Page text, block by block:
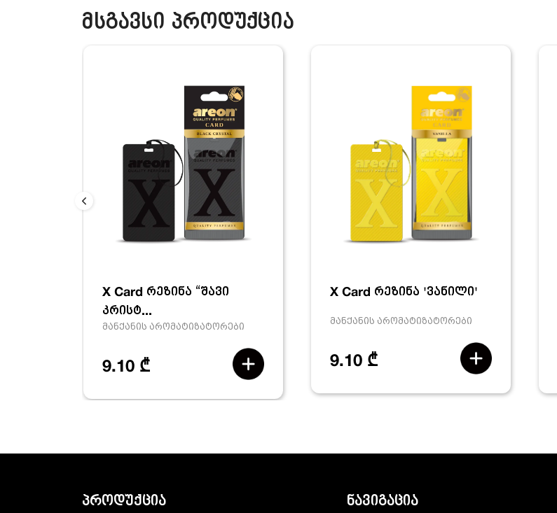
მსგავსი პროდუქცია
X Card რეზინა “შავი
კრისტ...
მანქანის არომატიზატორები
9.10 ₾
X Card რეზინა 'ვანილი'
მანქანის არომატიზატორები
9.10 ₾
პროდუქცია ნავიგაცია